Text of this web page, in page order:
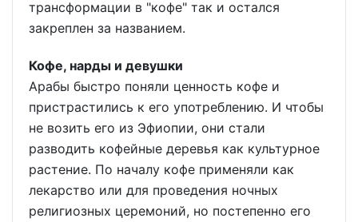
трансформации в "кофе" так и остался
закреплен за названием.
Кофе, нарды и девушки
Арабы быстро поняли ценность кофе и
пристрастились к его употреблению. И чтобы
не возить его из Эфиопии, они стали
разводить кофейные деревья как культурное
растение. По началу кофе применяли как
лекарство или для проведения ночных
религиозных церемоний, но постепенно его